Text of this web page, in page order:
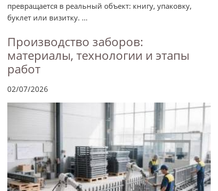
превращается в реальный объект: книгу, упаковку,
буклет или визитку. ...
Производство заборов:
материалы, технологии и этапы
работ
02/07/2026